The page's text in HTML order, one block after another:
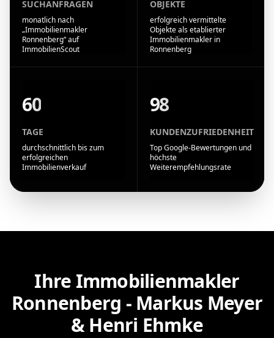
SUCHANFRAGEN
monatlich nach
„Immobilienmakler
Ronnenberg“ auf
ImmobilienScout
OBJEKTE
erfolgreich vermittelte
Objekte als etablierter
Immobilienmakler in
Ronnenberg
60
TAGE
durchschnittlich bis zum
erfolgreichen
Immobilienverkauf
98
KUNDENZUFRIEDENHEIT
Top Google-Bewertungen und
höchste
Weiterempfehlungsrate
Ihre Immobilienmakler
Ronnenberg - Markus Meyer
& Henri Ehmke